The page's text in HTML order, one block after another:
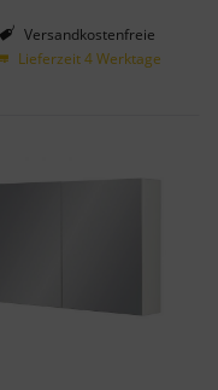
Versandkostenfreie
in Deutschland!
Lieferzeit 4 Werktage